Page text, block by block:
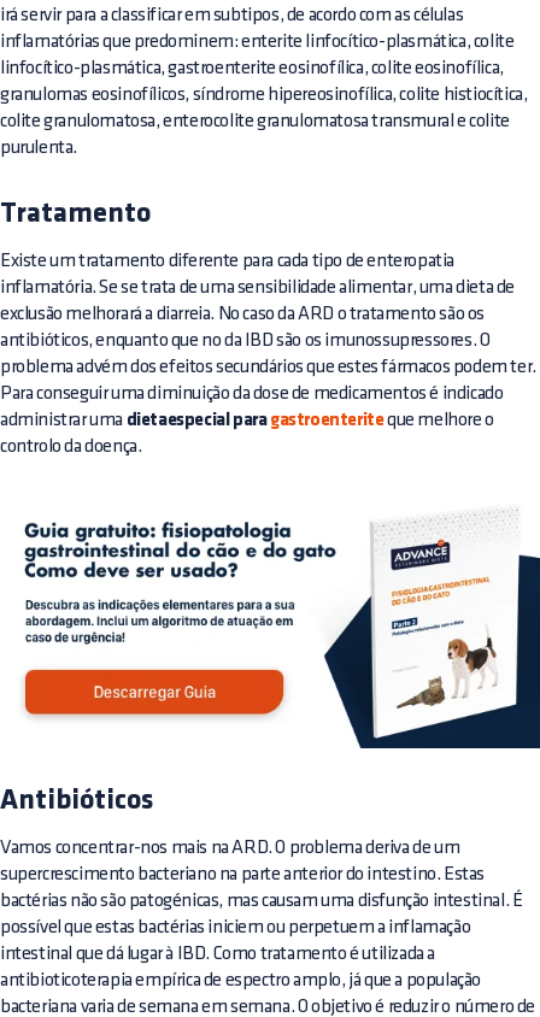
irá servir para a classificar em subtipos, de acordo com as células
inflamatórias que predominem: enterite linfocítico-plasmática, colite
linfocítico-plasmática, gastroenterite eosinofílica, colite eosinofílica,
granulomas eosinofílicos, síndrome hipereosinofílica, colite histiocítica,
colite granulomatosa, enterocolite granulomatosa transmural e colite
purulenta.
Tratamento
Existe um tratamento diferente para cada tipo de enteropatia
inflamatória. Se se trata de uma sensibilidade alimentar, uma dieta de
exclusão melhorará a diarreia. No caso da ARD o tratamento são os
antibióticos, enquanto que no da IBD são os imunossupressores. O
problema advém dos efeitos secundários que estes fármacos podem ter.
Para conseguir uma diminuição da dose de medicamentos é indicado
administrar uma dietaespecial paragastroenteriteque melhore o
controlo da doença.
Antibióticos
Vamos concentrar-nos mais na ARD. O problema deriva de um
supercrescimento bacteriano na parte anterior do intestino. Estas
bactérias não são patogénicas, mas causam uma disfunção intestinal. É
possível que estas bactérias iniciem ou perpetuem a inflamação
intestinal que dá lugar à IBD. Como tratamento é utilizada a
antibioticoterapia empírica de espectro amplo, já que a população
bacteriana varia de semana em semana. O objetivo é reduzir o número de